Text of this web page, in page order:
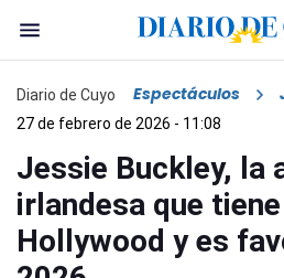
Diario de Cuyo Espectáculos
27 de febrero de 2026 - 11:08
Jessie Buckley, la
irlandesa que
Hollywood y es